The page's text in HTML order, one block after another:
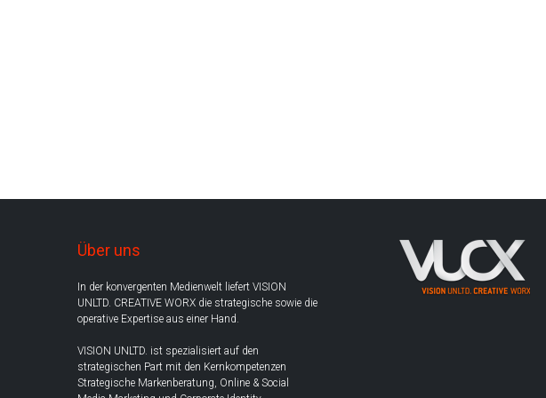
Über uns
In der konvergenten Medienwelt liefert VISION
UNLTD. CREATIVE WORX die strategische sowie die
operative Expertise aus einer Hand.
VISION UNLTD. ist spezialisiert auf den
strategischen Part mit den Kernkompetenzen
Strategische Markenberatung, Online & Social